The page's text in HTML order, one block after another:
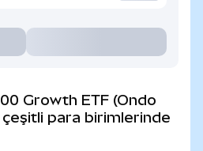
Growth ETF (Ondo
çeşitli para birimlerinde